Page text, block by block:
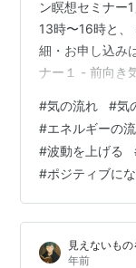
ン瞑想セミナー
13時〜16時と
細・お申し込み
ナー１ - 前向き
話しします。 気
ますが、 例えば
と思ったり、 脳
ンを変えること
るつもりが、
波…
#気の流れ #気
#エネルギーの
#波動を上げる
#ポジティブに
見えないも
年前